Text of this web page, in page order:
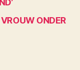
ONDER